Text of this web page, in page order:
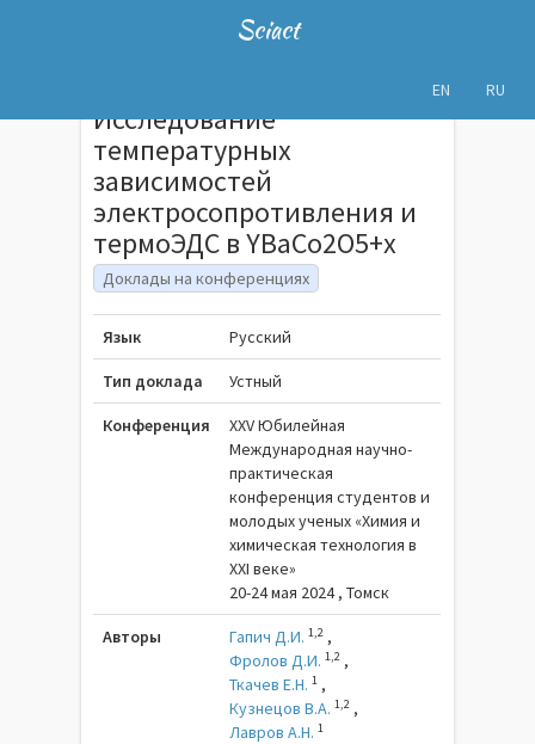
Sciact
EN RU
Исследование
температурных
зависимостей
электросопротивления и
термоЭДС в YBaCo2O5+x
Доклады на конференциях
Язык Русский
Тип доклада Устный
Конференция
XXV Юбилейная
Международная научно-
практическая
конференция студентов и
молодых ученых «Химия и
химическая технология в
XXI веке»
20-24 мая 2024 , Томск
Авторы Гапич Д.И. 1,2 ,
Фролов Д.И. 1,2 ,
Ткачев Е.Н. 1 ,
Кузнецов В.А. 1,2 ,
Лавров А.Н. 1